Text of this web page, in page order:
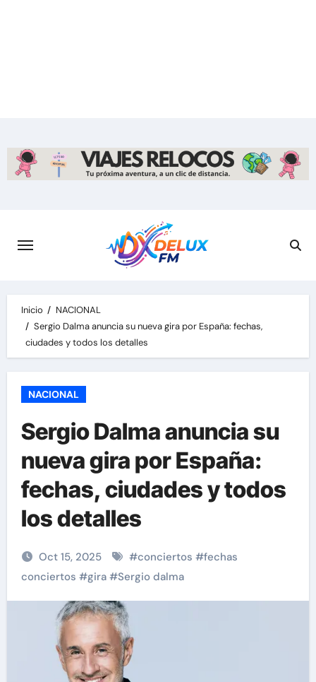
al
contenido
Inicio
NACIONAL
Sergio Dalma anuncia su nueva gira por España: fechas,
ciudades y todos los detalles
NACIONAL
Sergio Dalma anuncia su
nueva gira por España:
fechas, ciudades y todos
los detalles
Oct 15, 2025 #conciertos #fechas
conciertos #gira#Sergio dalma